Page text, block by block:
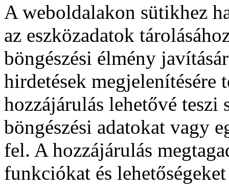
A weboldalakon sütikhez
az eszközadatok
böngészési élmény
hirdetések megjelenítésére
hozzájárulás lehetővé
böngészési adatokat vagy
fel. A hozzájárulás
funkciókat és